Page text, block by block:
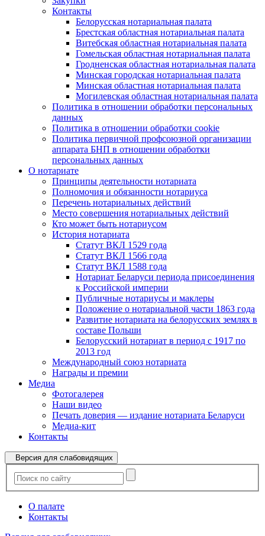
Контакты
Белорусская нотариальная палата
Брестская областная нотариальная палата
Витебская областная нотариальная палата
Гомельская областная нотариальная палата
Гродненская областная нотариальная палата
Минская городская нотариальная палата
Минская областная нотариальная палата
Могилевская областная нотариальная палата
Политика в отношении обработки персональных
данных
Политика в отношении обработки cookie
Политика первичной профсоюзной организации
аппарата БНП в отношении обработки
персональных данных
О нотариате
Принципы деятельности нотариата
Полномочия и обязанности нотариуса
Перечень нотариальных действий
Место совершения нотариальных действий
Кто может быть нотариусом
История нотариата
Статут ВКЛ 1529 года
Статут ВКЛ 1566 года
Статут ВКЛ 1588 года
Нотариат Беларуси периода присоединения
к Российской империи
Публичные нотариусы и маклеры
Положение о нотариальной части 1863 года
Развитие нотариата на белорусских землях в
составе Польши
Белорусский нотариат в период с 1917 по
2013 год
Международный союз нотариата
Награды и премии
Медиа
Фотогалерея
Наши видео
Печать доверия — издание нотариата Беларуси
Медиа-кит
Контакты
Версия для слабовидящих
О палате
Контакты